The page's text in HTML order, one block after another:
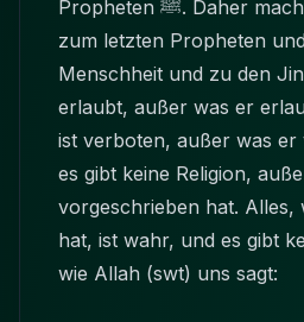
Propheten ﷺ. Daher
zum letzten Propheten
Menschheit und zu den
erlaubt, außer was er
ist verboten, außer was
es gibt keine Religion,
vorgeschrieben hat. Alles,
hat, ist wahr, und es gibt
wie Allah (swt) uns sagt: